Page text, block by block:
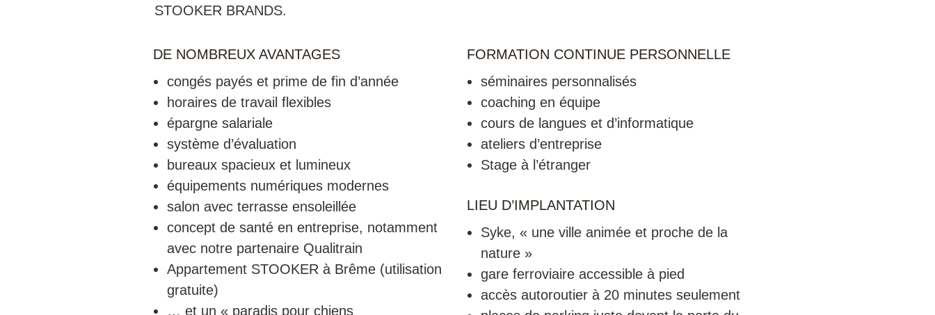
STOOKER BRANDS.
DE NOMBREUX AVANTAGES
congés payés et prime de fin d’année
horaires de travail flexibles
épargne salariale
système d’évaluation
bureaux spacieux et lumineux
équipements numériques modernes
salon avec terrasse ensoleillée
concept de santé en entreprise, notamment
avec notre partenaire Qualitrain
Appartement STOOKER à Brême (utilisation
gratuite)
… et un « paradis pour chiens
FORMATION CONTINUE PERSONNELLE
séminaires personnalisés
coaching en équipe
cours de langues et d’informatique
ateliers d’entreprise
Stage à l’étranger
LIEU D’IMPLANTATION
Syke, « une ville animée et proche de la
nature »
gare ferroviaire accessible à pied
accès autoroutier à 20 minutes seulement